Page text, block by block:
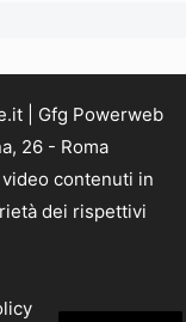
| Gfg Powerweb
26 - Roma
contenuti in
dei rispettivi